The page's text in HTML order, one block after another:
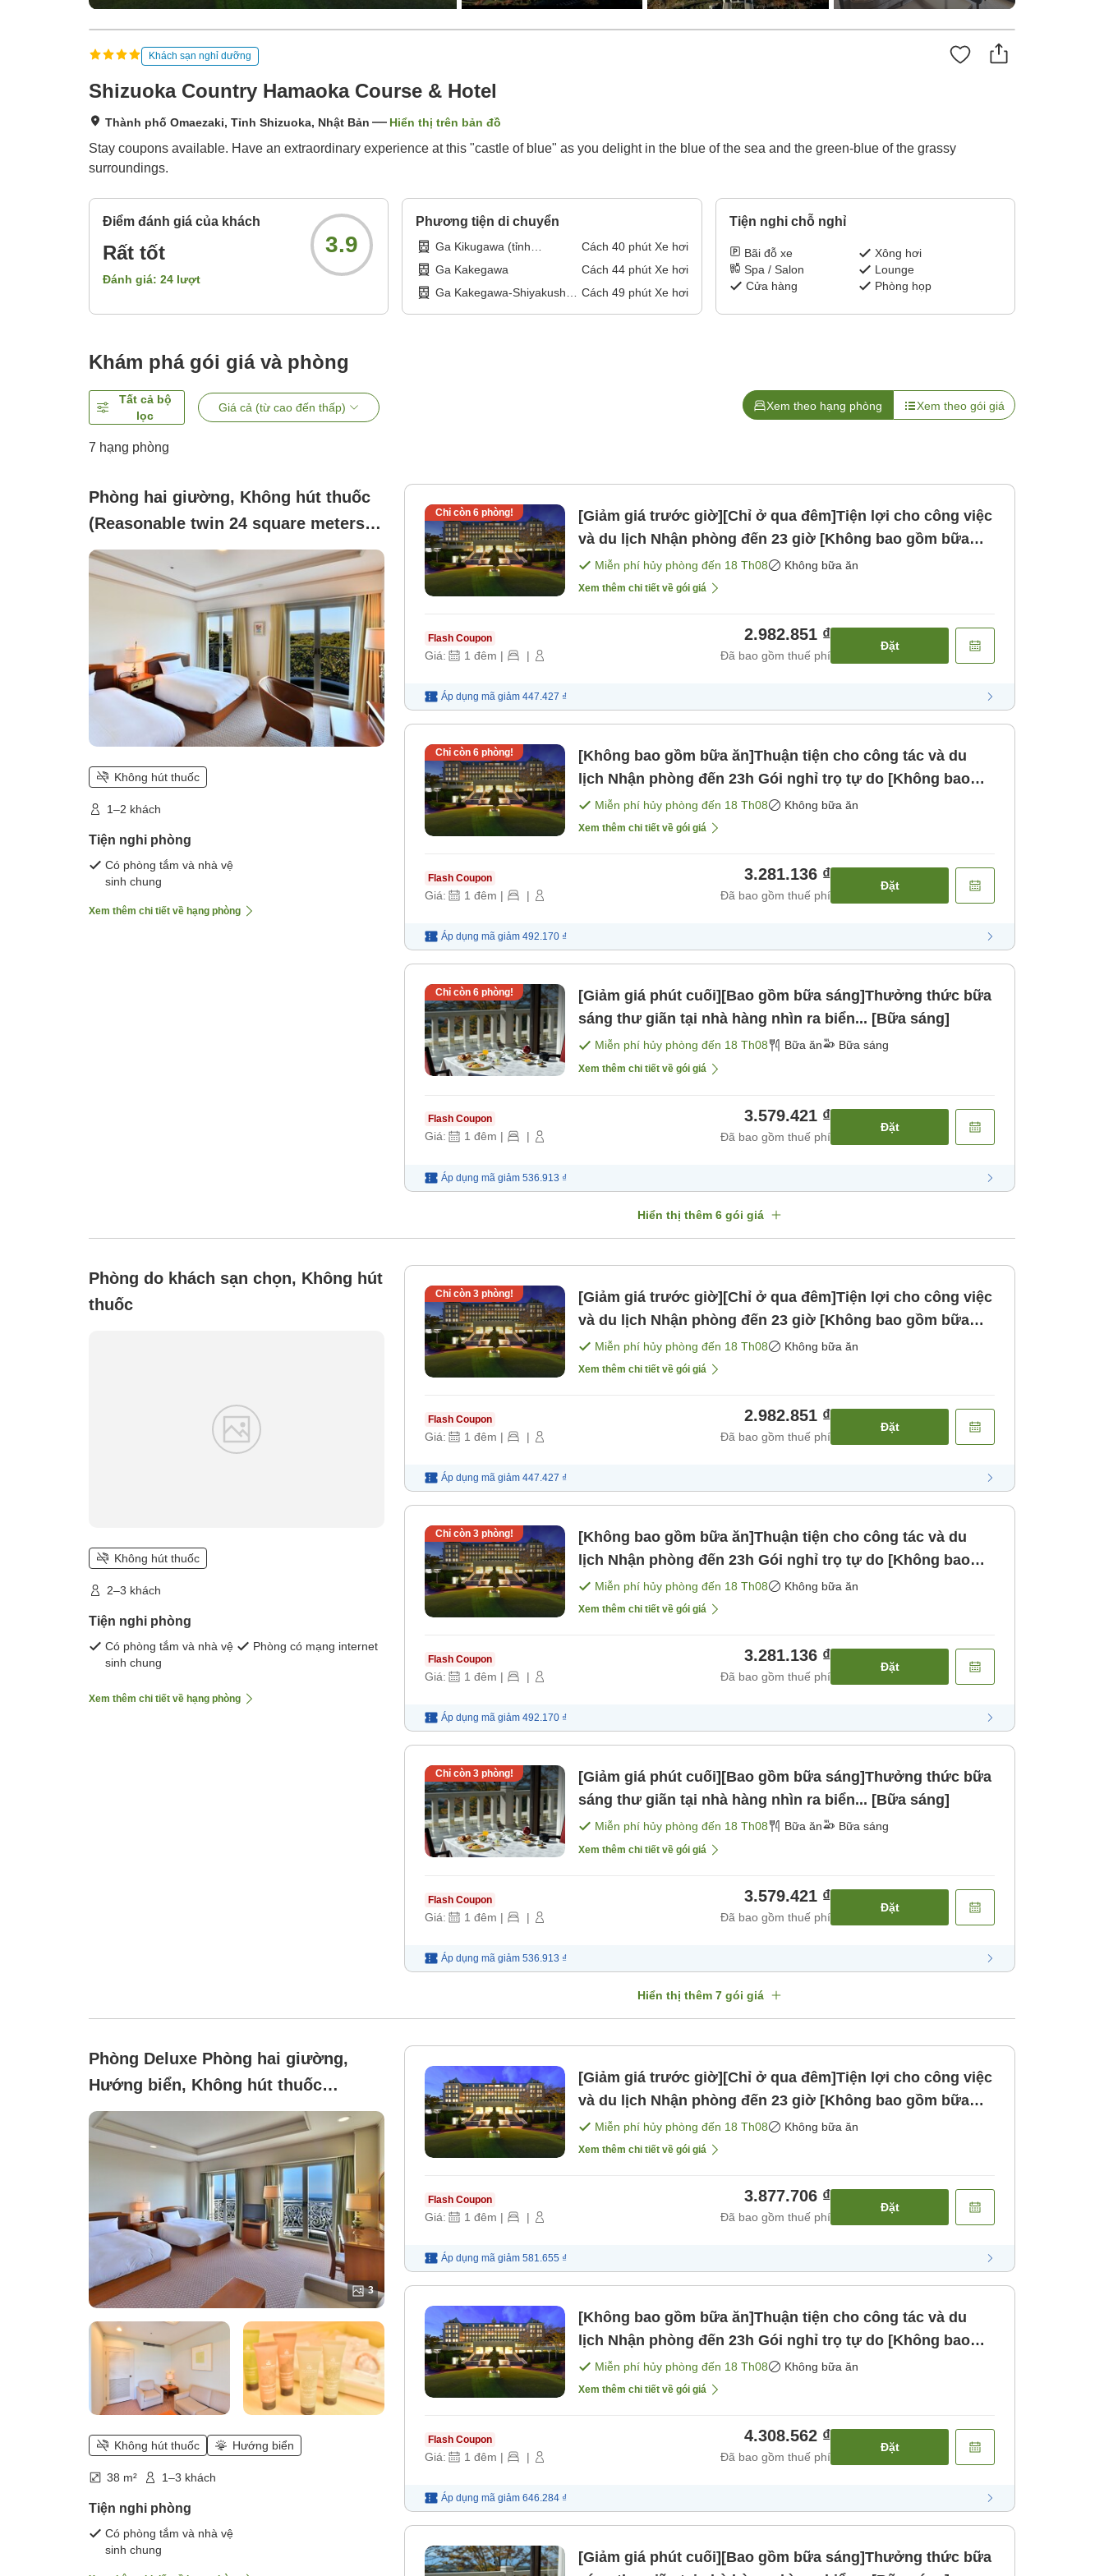
Khách sạn nghỉ dưỡng
Shizuoka Country Hamaoka Course & Hotel
Thành phố Omaezaki, Tỉnh Shizuoka, Nhật Bản Hiển thị trên bản đồ
Stay coupons available. Have an extraordinary experience at this "castle of blue" as you delight in the blue of the sea and the green-blue of the grassy
surroundings.
Điểm đánh giá của khách
Rất tốt
Đánh giá: 24 lượt
3.9
Phương tiện di chuyển
Ga Kikugawa (tỉnh
Shizuoka)
Cách 40phút Xe hơi
Ga Kakegawa
Cách 44phút Xe hơi
Ga Kakegawa-Shiyakusho- Cách 49 phút Xe hơi
Tiện nghi chỗ nghỉ
Bãi đỗ xe
Xông hơi
Spa / Salon
Lounge
Cửa hàng
Phòng họp
Khám phá gói giá và phòng
Tất cả bộ
lọc
Giá cả (từ cao đến thấp) Xem theo hạng phòng Xem theo gói giá
7 hạng phòng
Phòng hai giường, Không hút thuốc
(Reasonable twin 24 square meters
(non-smoking))
Không hút thuốc
1–2 khách
Tiện nghi phòng
Có phòng tắm và nhà vệ
sinh chung
Xem thêm chi tiết về hạng phòng
Chỉ còn 6phòng!
[Giảm giá trước giờ][Chỉ ở qua đêm]Tiện lợi cho công việc
và du lịch Nhận phòng đến 23 giờ [Không bao gồm bữa
ăn]Miễn phí hủy phòng đến 18 Th08 Không bữa ăn
Xem thêm chi tiết về gói giá
Flash Coupon
Giá: 1 đêm | |
2.982.851 ₫
Đã bao gồm thuế phí
Đặt
Áp dụng mã giảm 447.427 ₫
Chỉ còn 6phòng!
[Không bao gồm bữa ăn]Thuận tiện cho công tác và du
lịch Nhận phòng đến 23h Gói nghỉ trọ tự do [Không bao
gồm bữa ăn]
Miễn phí hủy phòng đến 18 Th08 Không bữa ăn
Xem thêm chi tiết về gói giá
Flash Coupon
Giá: 1 đêm | |
3.281.136 ₫
Đã bao gồm thuế phí
Đặt
Áp dụng mã giảm 492.170 ₫
Chỉ còn 6phòng!
[Giảm giá phút cuối][Bao gồm bữa sáng]Thưởng thức bữa
sáng thư giãn tại nhà hàng nhìn ra biển... [Bữa sáng]
Miễn phí hủy phòng đến 18 Th08 Bữa ăn Bữa sáng
Xem thêm chi tiết về gói giá
Flash Coupon
Giá: 1 đêm | |
3.579.421 ₫
Đã bao gồm thuế phí
Đặt
Áp dụng mã giảm 536.913 ₫
Hiển thị thêm 6 gói giá
Phòng do khách sạn chọn, Không hút
thuốc
Không hút thuốc
2–3 khách
Tiện nghi phòng
Có phòng tắm và nhà vệ
sinh chung
Phòng có mạng internet
Xem thêm chi tiết về hạng phòng
Chỉ còn 3phòng!
[Giảm giá trước giờ][Chỉ ở qua đêm]Tiện lợi cho công việc
và du lịch Nhận phòng đến 23 giờ [Không bao gồm bữa
ăn]Miễn phí hủy phòng đến 18 Th08 Không bữa ăn
Xem thêm chi tiết về gói giá
Flash Coupon
Giá: 1 đêm | |
2.982.851 ₫
Đã bao gồm thuế phí
Đặt
Áp dụng mã giảm 447.427 ₫
Chỉ còn 3phòng!
[Không bao gồm bữa ăn]Thuận tiện cho công tác và du
lịch Nhận phòng đến 23h Gói nghỉ trọ tự do [Không bao
gồm bữa ăn]
Miễn phí hủy phòng đến 18 Th08 Không bữa ăn
Xem thêm chi tiết về gói giá
Flash Coupon
Giá: 1 đêm | |
3.281.136 ₫
Đã bao gồm thuế phí
Đặt
Áp dụng mã giảm 492.170 ₫
Chỉ còn 3phòng!
[Giảm giá phút cuối][Bao gồm bữa sáng]Thưởng thức bữa
sáng thư giãn tại nhà hàng nhìn ra biển... [Bữa sáng]
Miễn phí hủy phòng đến 18 Th08 Bữa ăn Bữa sáng
Xem thêm chi tiết về gói giá
Flash Coupon
Giá: 1 đêm | |
3.579.421 ₫
Đã bao gồm thuế phí
Đặt
Áp dụng mã giảm 536.913 ₫
Hiển thị thêm 7 gói giá
Phòng Deluxe Phòng hai giường,
Hướng biển, Không hút thuốc
(Deluxe twin with ocean view, 38.7
square meters (non-smoking))
3
Không hút thuốc Hướng biển
38 m² 1–3 khách
Tiện nghi phòng
Có phòng tắm và nhà vệ
sinh chung
[Giảm giá trước giờ][Chỉ ở qua đêm]Tiện lợi cho công việc
và du lịch Nhận phòng đến 23 giờ [Không bao gồm bữa
ăn]Miễn phí hủy phòng đến 18 Th08 Không bữa ăn
Xem thêm chi tiết về gói giá
Flash Coupon
Giá: 1 đêm | |
3.877.706 ₫
Đã bao gồm thuế phí
Đặt
Áp dụng mã giảm 581.655 ₫
[Không bao gồm bữa ăn]Thuận tiện cho công tác và du
lịch Nhận phòng đến 23h Gói nghỉ trọ tự do [Không bao
gồm bữa ăn]
Miễn phí hủy phòng đến 18 Th08 Không bữa ăn
Xem thêm chi tiết về gói giá
Flash Coupon
Giá: 1 đêm | |
4.308.562 ₫
Đã bao gồm thuế phí
Đặt
Áp dụng mã giảm 646.284 ₫
[Giảm giá phút cuối][Bao gồm bữa sáng]Thưởng thức bữa